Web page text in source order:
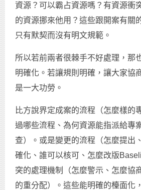
資源？可以霸占資源嗎？有資源衝
的資源挪來他用？這些跟開案有關
只有默契而沒有明文規範。
所以若前兩者很棘手不好處理，那
明確化。若讓規則明確，讓大家協
是一大功勞。
比方說界定成案的流程（怎麼樣的
過哪些流程、為何資源能指派給專
查）。或是變更的流程（怎麼提出
確化、誰可以核可、怎麼改版
突的處理機制（怎麼警示、怎麼協
的重分配）。這些能明確的檯面化